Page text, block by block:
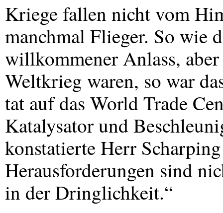
Kriege fallen nicht vom
manchmal Flieger. So wie
willkommener Anlass,
Weltkrieg waren, so war
tat auf das World Trade
Katalysator und
konstatierte Herr
Herausforderungen sind
in der Dringlichkeit.“